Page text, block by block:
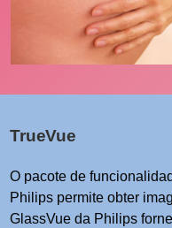
TrueVue
O pacote de
Philips permite obter
GlassVue da Philips